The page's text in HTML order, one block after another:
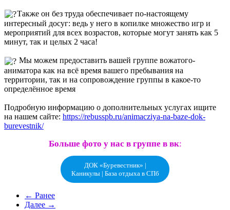
Также он без труда обеспечивает по-настоящему
интересный досуг: ведь у него в копилке множество игр и
мероприятий для всех возрастов, которые могут занять как 5
минут, так и целых 2 часа!
Мы можем предоставить вашей группе вожатого-
аниматора как на всё время вашего пребывания на
территории, так и на сопровождение группы в какое-то
определённое время
Подробную информацию о дополнительных услугах ищите
на нашем сайте: https://rebusspb.ru/animacziya-na-baze-dok-
burevestnik/
Больше фото у нас в группе в вк:
ДОК «Буревестник» |
Каникулы | База отдыха в СПб
← Ранее
Далее →